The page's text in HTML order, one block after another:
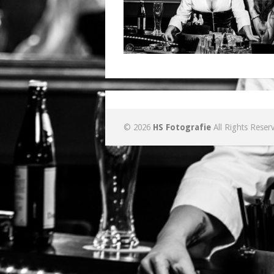
© 2026 HS Fotografie All Rights